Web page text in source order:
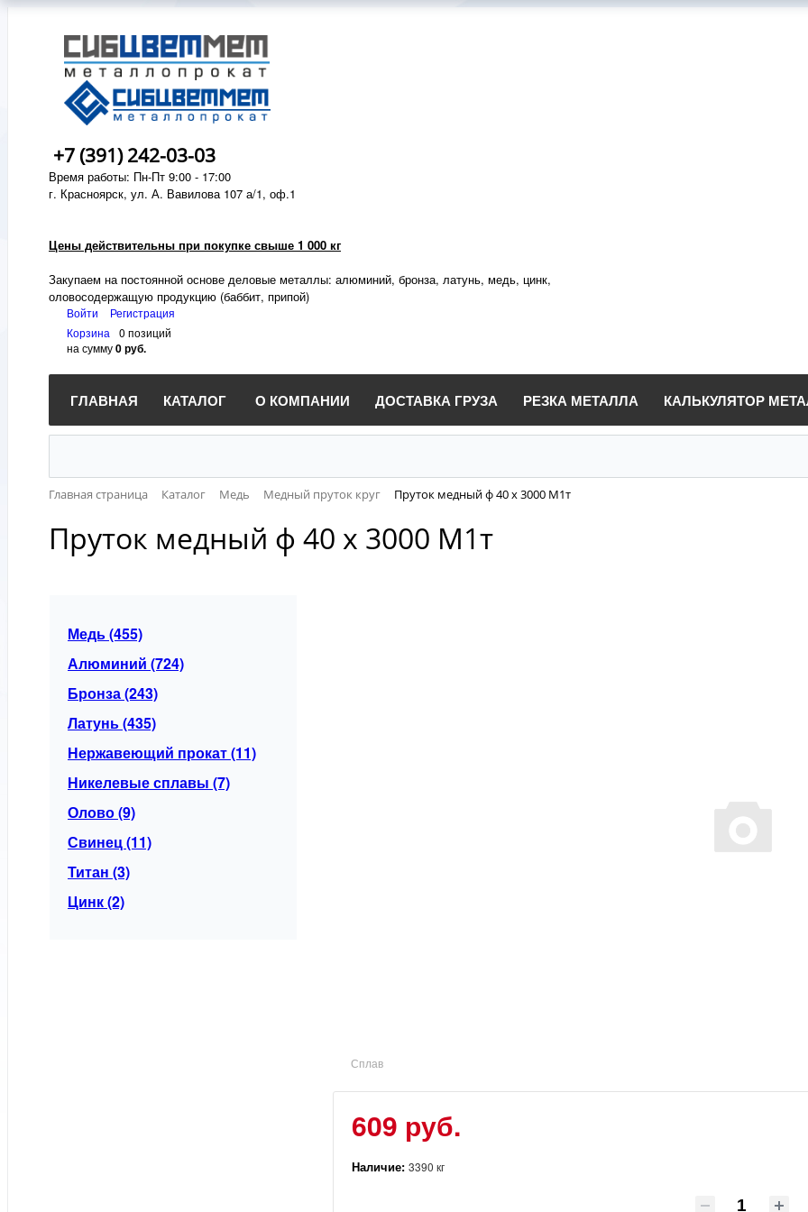
+7 (391) 242-03-03
Время работы: Пн-Пт 9:00 - 17:00
г. Красноярск, ул. А. Вавилова 107 а/1, оф.1
Цены действительны при покупке свыше 1 000 кг
Закупаем на постоянной основе деловые металлы: алюминий, бронза, латунь, медь, цинк,
оловосодержащую продукцию (баббит, припой)
Войти
Регистрация
Корзина
0 позиций
на сумму0 руб.
ГЛАВНАЯ КАТАЛОГ О КОМПАНИИ ДОСТАВКА ГРУЗА РЕЗКА МЕТАЛЛА КАЛЬКУЛЯТОР
Главная страница Каталог Медь Медный пруток круг Пруток медный ф 40 х 3000 М1т
Пруток медный ф 40 х 3000 М1т
Медь (455)
Алюминий (724)
Бронза (243)
Латунь (435)
Нержавеющий прокат (11)
Никелевые сплавы (7)
Олово (9)
Свинец (11)
Титан (3)
Цинк (2)
Сплав
609 руб.
Наличие: 3390 кг